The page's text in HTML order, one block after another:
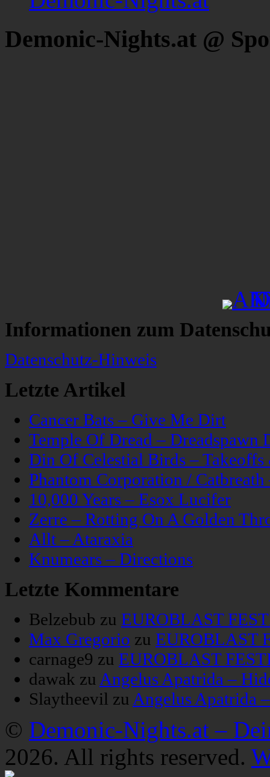
Demonic-Nights.at @
Informationen zum
Datenschutz-Hinweis
Letzte Artikel
Cancer Bats – Give Me Dirt
Temple Of Dread – Dreadspawn
Din Of Celestial Birds –
Phantom Corporation /
10,000 Years – Esox Lucifer
Zerre – Rotting On A Golden
Allt – Ataraxia
Knumears – Directions
Letzte Kommentare
Belzebub zu EUROBLAST
Max Gregorio zu EUROBLAST
carnage9 zu EUROBLAST
dawak zu Angelus Apatrida –
Slaytheevil zu Angelus Apatrida
© Demonic-Nights.at –
2026. All rights reserved.